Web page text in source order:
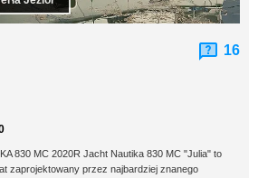
16
830 MC 2020R ​Jacht Nautika 830 MC "Julia" to
zaprojektowany przez najbardziej znanego